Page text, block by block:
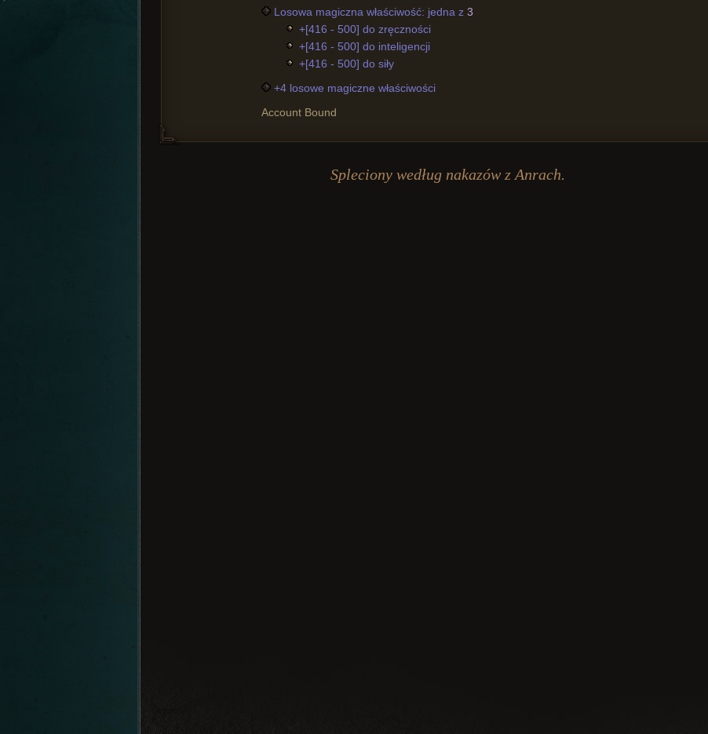
Losowa magiczna właściwość: jedna z 3
+[416 - 500] do zręczności
+[416 - 500] do inteligencji
+[416 - 500] do siły
+4 losowe magiczne właściwości
Account Bound
Spleciony według nakazów z Anrach.